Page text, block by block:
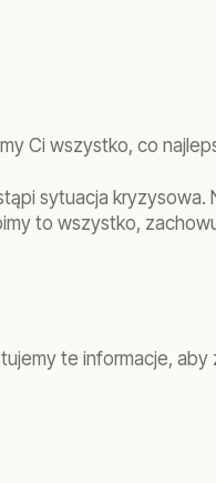
Ci wszystko, co
sytuacja kryzysowa.
to wszystko,
te informacje, aby